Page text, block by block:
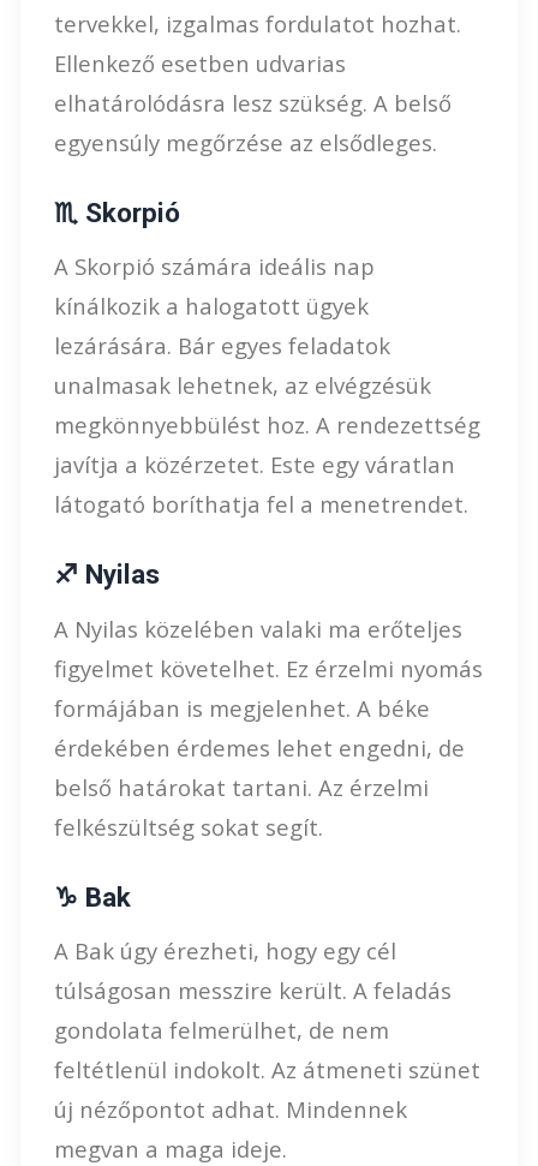
tervekkel, izgalmas fordulatot hozhat.
Ellenkező esetben udvarias
elhatárolódásra lesz szükség. A belső
egyensúly megőrzése az elsődleges.
♏ Skorpió
A Skorpió számára ideális nap
kínálkozik a halogatott ügyek
lezárására. Bár egyes feladatok
unalmasak lehetnek, az elvégzésük
megkönnyebbülést hoz. A rendezettség
javítja a közérzetet. Este egy váratlan
látogató boríthatja fel a menetrendet.
♐ Nyilas
A Nyilas közelében valaki ma erőteljes
figyelmet követelhet. Ez érzelmi nyomás
formájában is megjelenhet. A béke
érdekében érdemes lehet engedni, de
belső határokat tartani. Az érzelmi
felkészültség sokat segít.
♑ Bak
A Bak úgy érezheti, hogy egy cél
túlságosan messzire került. A feladás
gondolata felmerülhet, de nem
feltétlenül indokolt. Az átmeneti szünet
új nézőpontot adhat. Mindennek
megvan a maga ideje.